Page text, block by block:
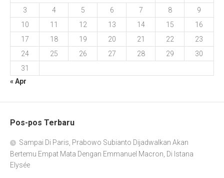
3
4 5 6 7 8
9
10
11 12 13 14 15
16
17
18 19 20 21 22
23
24
25 26 27 28 29
30
31
« Apr
Pos-pos Terbaru
Sampai Di Paris, Prabowo Subianto Dijadwalkan Akan
Bertemu Empat Mata Dengan Emmanuel Macron, Di Istana
Elysée